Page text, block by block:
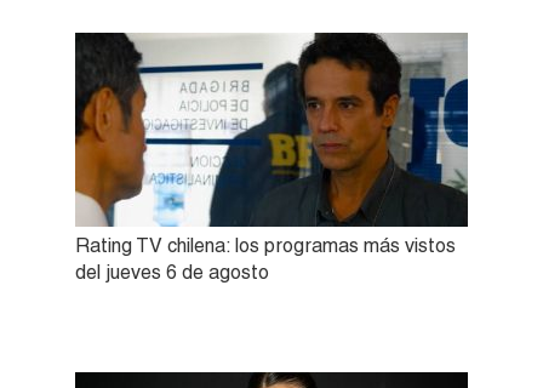
Rating TV chilena: los programas más vistos
del jueves 6 de agosto